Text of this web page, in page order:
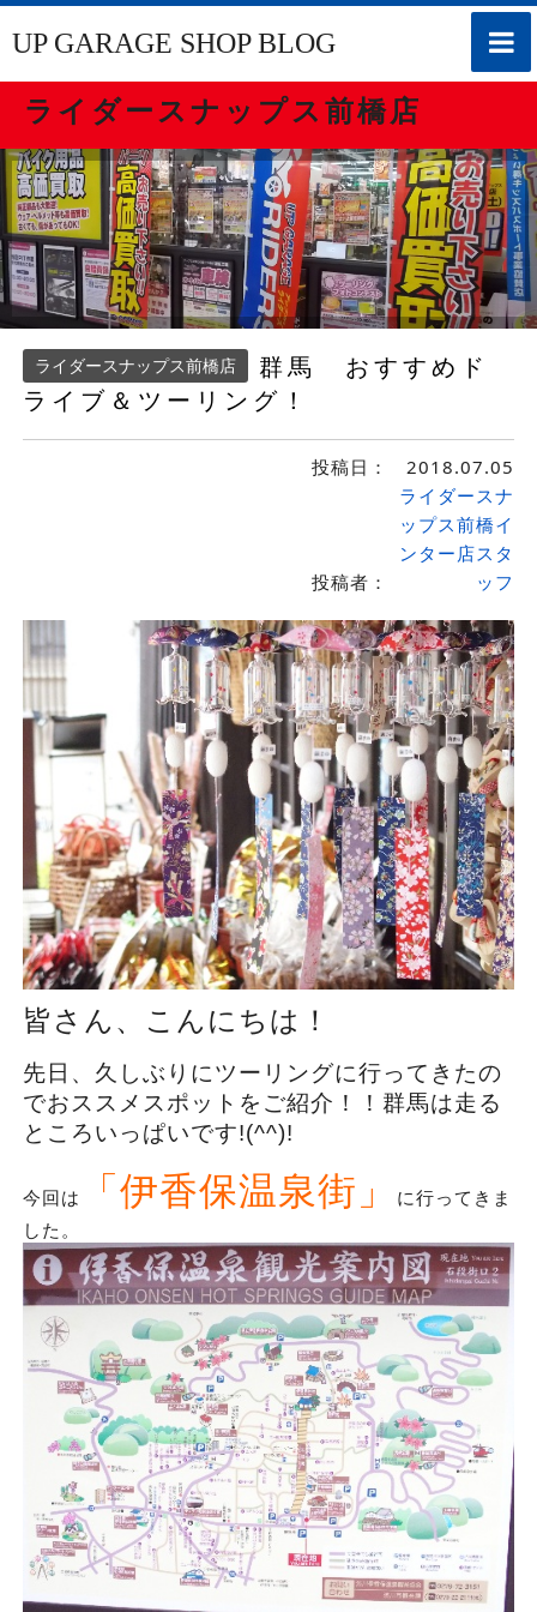
toggle
UP GARAGE SHOP BLOG
ライダースナップス前橋店
ライダースナップス前橋店
群馬 おすすめド
ライブ＆ツーリング！
投稿日： 2018.07.05
投稿者：
ライダースナ
ップス前橋イ
ンター店スタ
ッフ
皆さん、こんにちは！
先日、久しぶりにツーリングに行ってきたの
でおススメスポットをご紹介！！群馬は走る
ところいっぱいです!(^^)!
今回は 「伊香保温泉街」
に行ってきま
した。